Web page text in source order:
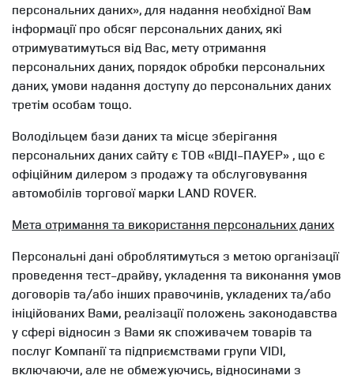
персональних даних», для надання необхідної Вам
інформації про обсяг персональних даних, які
отримуватимуться від Вас, мету отримання
персональних даних, порядок обробки персональних
даних, умови надання доступу до персональних даних
третім особам тощо.
Володільцем бази даних та місце зберігання
персональних даних сайту є ТОВ «ВІДІ-ПАУЕР» , що є
офіційним дилером з продажу та обслуговування
автомобілів торгової марки LAND ROVER.
Мета отримання та використання персональних даних
Персональні дані оброблятимуться з метою організації
проведення тест-драйву, укладення та виконання умов
договорів та/або інших правочинів, укладених та/або
ініційованих Вами, реалізації положень законодавства
у сфері відносин з Вами як споживачем товарів та
послуг Компанії та підприємствами групи VIDI,
включаючи, але не обмежуючись, відносинами з